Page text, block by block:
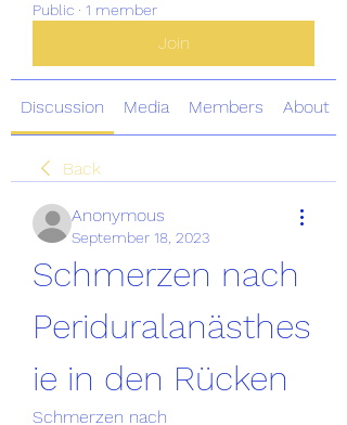
Public · 1 member
Join
Discussion Media Members About
Back
Anonymous
September 18, 2023
Schmerzen nach
Periduralanästhes
ie in den Rücken
Schmerzen nach